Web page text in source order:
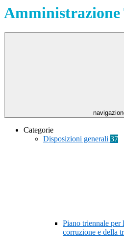
Amministrazione
Categorie
Disposizioni generali 37
Piano triennale per
corruzione e della